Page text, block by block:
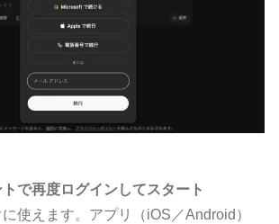
で再度ログインしてスタート
使えます。アプリ（iOS／Android）